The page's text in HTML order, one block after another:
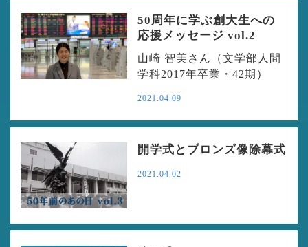
50周年に学ぶ創大生への
応援メッセージ vol.2
山崎 智美さん（文学部人間
学科2017年卒業・42期）
2021.04.09
開学式とブロンズ像除幕式
2021.04.02